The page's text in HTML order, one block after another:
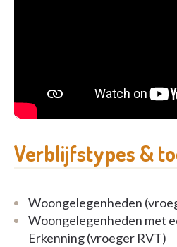
Verblijfstypes &
Woongelegenheden
Woongelegenheden met
Erkenning (vroeger RVT)